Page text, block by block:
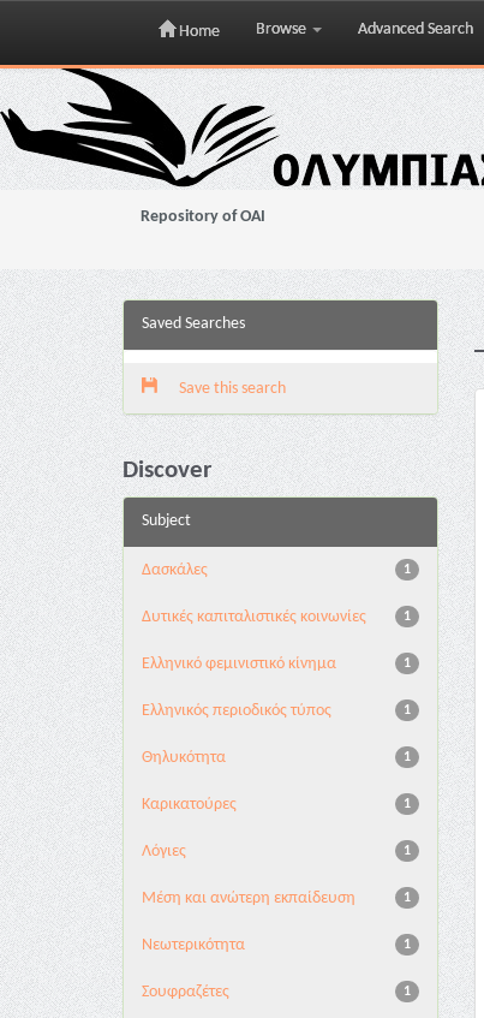
Skip
navigation
Home Browse Advanced Search
Repository of OAI
Saved Searches
Save this search
Discover
Subject
1
Δασκάλες
1
Δυτικές καπιταλιστικές κοινωνίες
1
Ελληνικό φεμινιστικό κίνημα
1
Ελληνικός περιοδικός τύπος
1
Θηλυκότητα
1
Καρικατούρες
1
Λόγιες
1
Μέση και ανώτερη εκπαίδευση
1
Νεωτερικότητα
1
Σουφραζέτες